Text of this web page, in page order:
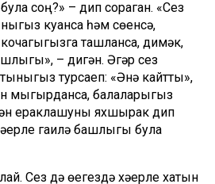
соң?» – дип сораган. «Сез
куанса һәм сөенсә,
ташланса, димәк,
– дигән. Әгәр сез
турсаеп: «Әнә кайтты»,
мыгырданса, балаларыгыз
ераклашуны яхшырак дип
гаилә башлыгы була
Сез дә өегездә хәерле хатын